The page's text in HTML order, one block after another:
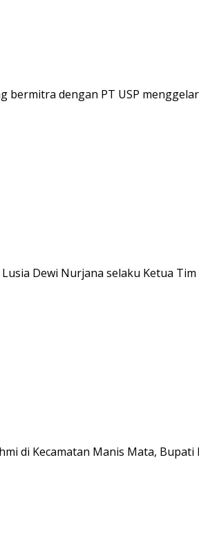
dengan PT USP
Dewi Nurjana selaku Ketua Tim
di Kecamatan Manis Mata, Bupati